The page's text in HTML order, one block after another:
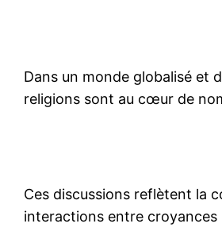
Dans un monde globalisé et
religions sont au cœur de
Ces discussions reflètent la
interactions entre croyances